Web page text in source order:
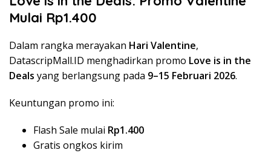
Mulai Rp1.400
Dalam rangka merayakan Hari Valentine,
DatascripMall.ID menghadirkan promo Love is in the
Deals yang berlangsung pada 9–15 Februari 2026.
Keuntungan promo ini:
Flash Sale mulai Rp1.400
Gratis ongkos kirim